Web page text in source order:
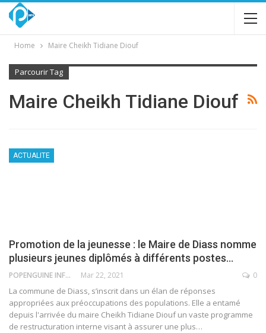
Home Maire Cheikh Tidiane Diouf
Parcourir Tag
Maire Cheikh Tidiane Diouf
ACTUALITE
Promotion de la jeunesse : le Maire de Diass nomme
plusieurs jeunes diplômés à différents postes…
POPENGUINE INFO Mar 22, 2021 0
La commune de Diass, s’inscrit dans un élan de réponses
appropriées aux préoccupations des populations. Elle a entamé
depuis l'arrivée du maire Cheikh Tidiane Diouf un vaste programme
de restructuration interne visant à assurer une plus…